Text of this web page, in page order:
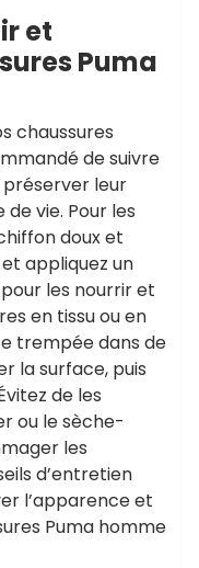
et
Puma
chaussures
de suivre
leur
vie. Pour les
doux et
appliquez un
les nourrir et
en tissu ou en
trempée dans de
la surface, puis
de les
ou le sèche-
les
d’entretien
l’apparence et
Puma homme